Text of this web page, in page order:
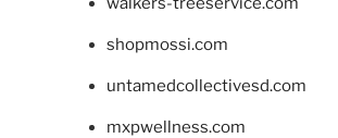
shopmossi.com
untamedcollectivesd.com
mxpwellness.com